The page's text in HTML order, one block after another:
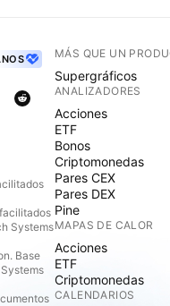
Systems
Base
MÁS QUE UN
Supergráficos
ANALIZADORES
Acciones
ETF
Bonos
Criptomonedas
Pares CEX
Pares DEX
Pine
MAPAS DE CALOR
Acciones
ETF
Criptomonedas
CALENDARIOS